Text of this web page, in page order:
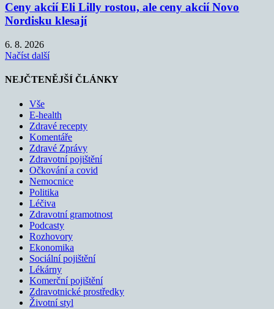
Ceny akcií Eli Lilly rostou, ale ceny akcií Novo
Nordisku klesají
6. 8. 2026
Načíst další
NEJČTENĚJŠÍ ČLÁNKY
Vše
E-health
Zdravé recepty
Komentáře
Zdravé Zprávy
Zdravotní pojištění
Očkování a covid
Nemocnice
Politika
Léčiva
Zdravotní gramotnost
Podcasty
Rozhovory
Ekonomika
Sociální pojištění
Lékárny
Komerční pojištění
Zdravotnické prostředky
Životní styl